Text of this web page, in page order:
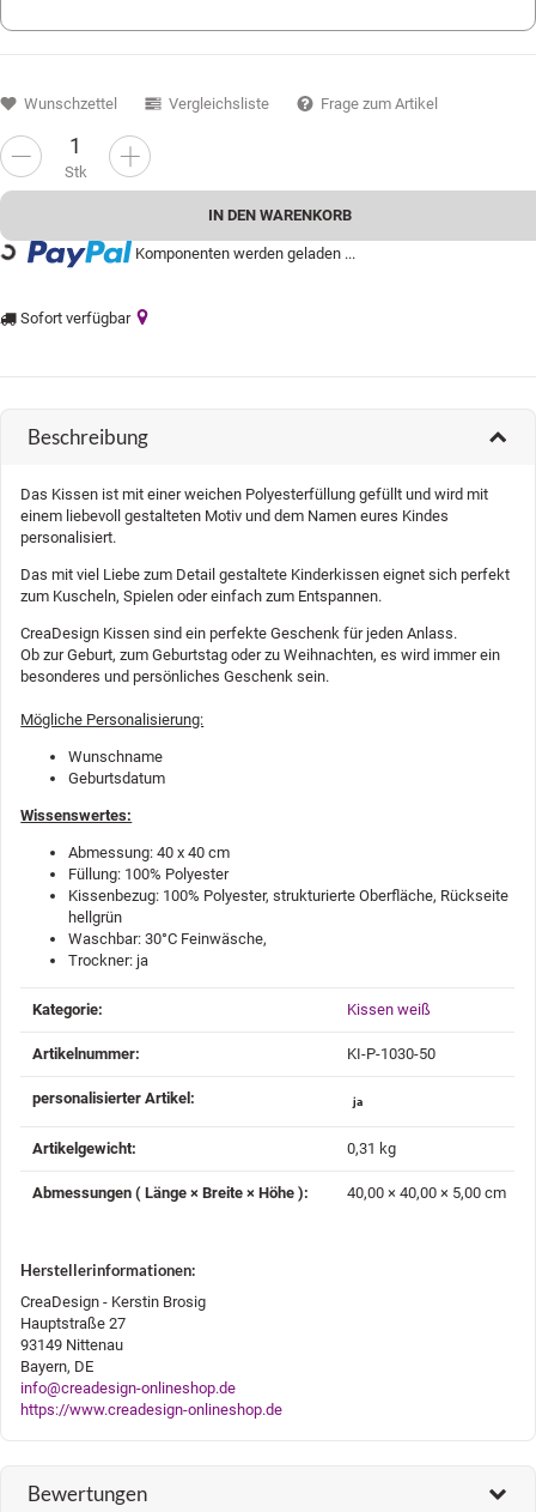
Stk
IN DEN WARENKORB
Loading... Komponenten werden geladen ...
Sofort verfügbar
Wunschzettel Vergleichsliste Frage zum Artikel
Beschreibung
Das Kissen ist mit einer weichen Polyesterfüllung gefüllt und wird mit
einem liebevoll gestalteten Motiv und dem Namen eures Kindes
personalisiert.
Das mit viel Liebe zum Detail gestaltete Kinderkissen eignet sich perfekt
zum Kuscheln, Spielen oder einfach zum Entspannen.
CreaDesign Kissen sind ein perfekte Geschenk für jeden Anlass.
Ob zur Geburt, zum Geburtstag oder zu Weihnachten, es wird immer ein
besonderes und persönliches Geschenk sein.
Mögliche Personalisierung:
Wunschname
Geburtsdatum
Wissenswertes:
Abmessung: 40 x 40 cm
Füllung: 100% Polyester
Kissenbezug: 100% Polyester, strukturierte Oberfläche, Rückseite
hellgrün
Waschbar: 30°C Feinwäsche,
Trockner: ja
Produkteigenschaft
Wert
Kategorie: Kissen weiß
Artikelnummer: KI-P-1030-50
personalisierter Artikel‍: ja
Artikelgewicht‍: 0,31 kg
Abmessungen ( Länge × Breite × Höhe )‍: 40,00 × 40,00 × 5,00 cm
Herstellerinformationen:
CreaDesign - Kerstin Brosig
Hauptstraße 27
93149 Nittenau
Bayern, DE
info@creadesign-onlineshop.de
https://www.creadesign-onlineshop.de
Bewertungen